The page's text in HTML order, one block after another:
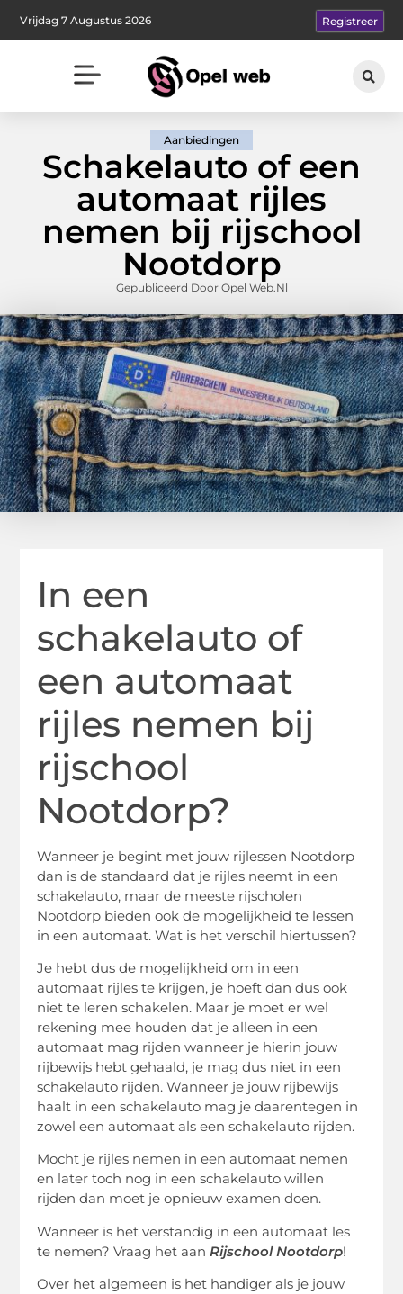
Vrijdag 7 Augustus 2026 Registreer
Aanbiedingen
Schakelauto of een
automaat rijles
nemen bij rijschool
Nootdorp
Gepubliceerd Door Opel Web.nl
In een
schakelauto of
een automaat
rijles nemen bij
rijschool
Nootdorp?
Wanneer je begint met jouw rijlessen Nootdorp
dan is de standaard dat je rijles neemt in een
schakelauto, maar de meeste rijscholen
Nootdorp bieden ook de mogelijkheid te lessen
in een automaat. Wat is het verschil hiertussen?
Je hebt dus de mogelijkheid om in een
automaat rijles te krijgen, je hoeft dan dus ook
niet te leren schakelen. Maar je moet er wel
rekening mee houden dat je alleen in een
automaat mag rijden wanneer je hierin jouw
rijbewijs hebt gehaald, je mag dus niet in een
schakelauto rijden. Wanneer je jouw rijbewijs
haalt in een schakelauto mag je daarentegen in
zowel een automaat als een schakelauto rijden.
Mocht je rijles nemen in een automaat nemen
en later toch nog in een schakelauto willen
rijden dan moet je opnieuw examen doen.
Wanneer is het verstandig in een automaat les
te nemen? Vraag het aan Rijschool Nootdorp!
Over het algemeen is het handiger als je jouw